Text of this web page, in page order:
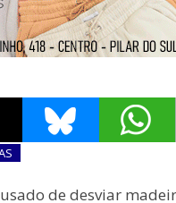
de desviar